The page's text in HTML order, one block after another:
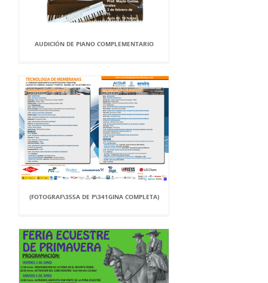
AUDICIÓN DE PIANO COMPLEMENTARIO
(FOTOGRAF\355A DE P\341GINA COMPLETA)